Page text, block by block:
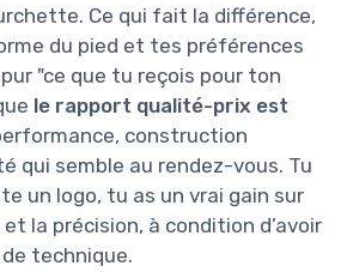
Ce qui fait la différence,
du pied et tes préférences
"ce que tu reçois pour ton
le rapport qualité-prix est
construction
qui semble au rendez-vous. Tu
un logo, tu as un vrai gain sur
la précision, à condition d’avoir
technique.